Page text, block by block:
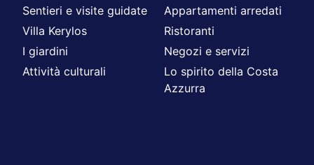
Sentieri e visite guidate
Appartamenti arredati
Villa Kerylos
Ristoranti
I giardini
Negozi e servizi
Attività culturali
Lo spirito della Costa
Azzurra